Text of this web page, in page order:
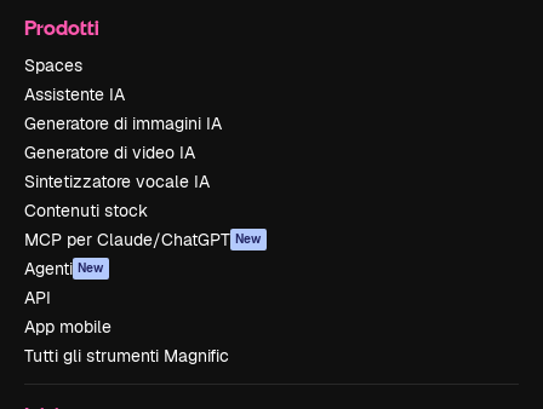
Prodotti
Spaces
Assistente IA
Generatore di immagini IA
Generatore di video IA
Sintetizzatore vocale IA
Contenuti stock
MCP per Claude/ChatGPT New
Agenti New
API
App mobile
Tutti gli strumenti Magnific